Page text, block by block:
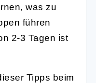
was zu
führen
2-3 Tagen ist
Tipps beim